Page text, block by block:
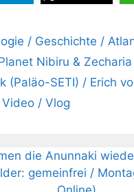
/ Geschichte /
Nibiru &
(Paläo-SETI) / Erich
/ Vlog